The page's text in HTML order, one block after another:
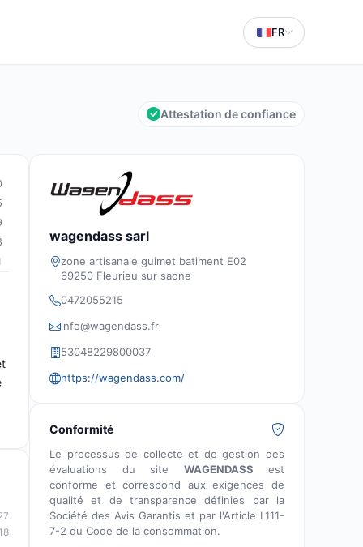
FR
Attestation de confiance
wagendass sarl
zone artisanale guimet batiment E02
69250 Fleurieu sur saone
0472055215
info@wagendass.fr
53048229800037
https://wagendass.com/
Conformité
Le processus de collecte et de gestion des
évaluations du site WAGENDASS est
conforme et correspond aux exigences de
qualité et de transparence définies par la
Société des Avis Garantis et par l'Article L111-
7-2 du Code de la consommation.